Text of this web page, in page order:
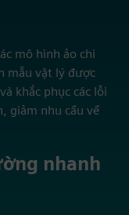
mô hình ảo chi
mẫu vật lý được
khắc phục các lỗi
giảm nhu cầu về
nhanh